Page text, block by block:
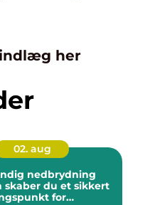
her
02. aug
nedbrydning
skaber du et sikkert
for